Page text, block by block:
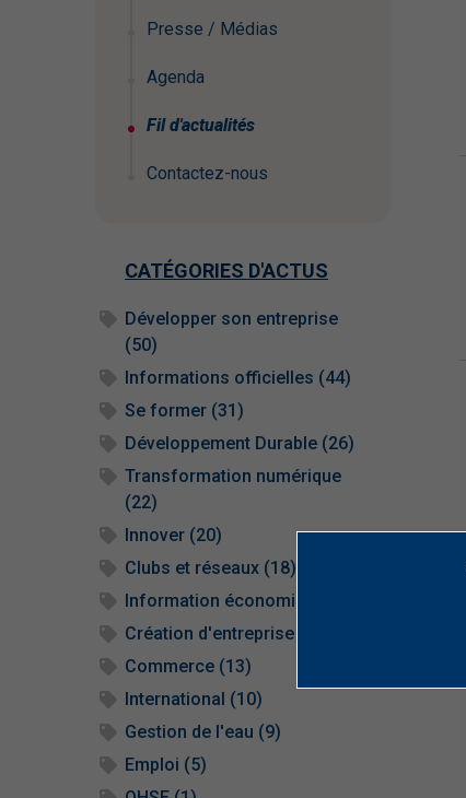
Presse / Médias
Agenda
Fil d'actualités
Contactez-nous
CATÉGORIES D'ACTUS
Développer son entreprise
(50)
Informations officielles (44)
Se former (31)
Développement Durable (26)
Transformation numérique
(22)
Innover (20)
Clubs et réseaux (18)
Information économique (16)
Création d'entreprise (14)
Commerce (13)
International (10)
Gestion de l'eau (9)
Emploi (5)